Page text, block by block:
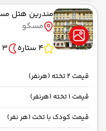
مندرین هتل
مسکو
4 ستاره
3 شب
قیمت 2 تخته (هرنفر)
قیمت 1 تخته (هرنفر)
قیمت کودک با تخت (هر نفر)